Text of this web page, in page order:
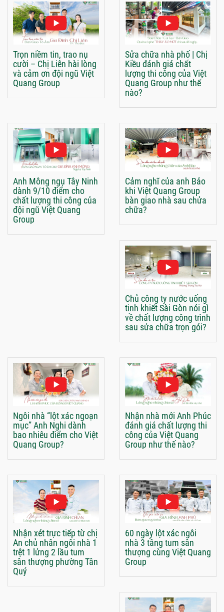
Trọn niềm tin, trao nụ
cười – Chị Liên hài lòng
và cảm ơn đội ngũ Việt
Quang Group
Sửa chữa nhà phố | Chị
Kiều đánh giá chất
lượng thi công của Việt
Quang Group như thế
nào?
Anh Mông ngụ Tây Ninh
dành 9/10 điểm cho
chất lượng thi công của
đội ngũ Việt Quang
Group
Cảm nghĩ của anh Bảo
khi Việt Quang Group
bàn giao nhà sau chửa
chữa?
Chủ công ty nước uống
tinh khiết Sài Gòn nói gì
về chất lượng công trình
sau sửa chữa trọn gói?
Ngôi nhà “lột xác ngoạn
mục” Anh Nghi dành
bao nhiêu điểm cho Việt
Quang Group?
Nhận nhà mới Anh Phúc
đánh giá chất lượng thi
công của Việt Quang
Group như thế nào?
Nhận xét trực tiếp từ chị
An chủ nhân ngôi nhà 1
trệt 1 lửng 2 lầu tum
sân thượng phường Tân
Quý
60 ngày lột xác ngôi
nhà 3 tầng tum sân
thượng cùng Việt Quang
Group